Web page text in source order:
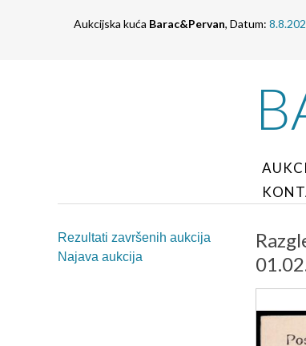
Aukcijska kuća Barac&Pervan, Datum:
Rezultati završenih aukcija
Najava aukcija